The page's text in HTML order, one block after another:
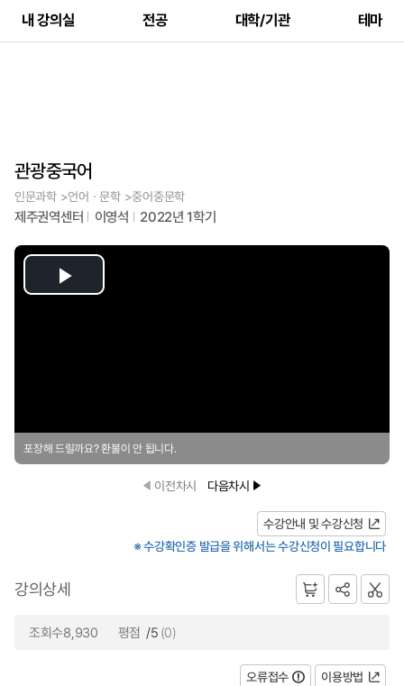
내 강의실 전공 대학/기관 테마
관광중국어
인문과학 >언어ㆍ문학 >중어중문학
제주권역센터 이영석 2022년 1학기
Play
포장해 드릴까요? 환불이 안 됩니다.
이전차시 다음차시
수강안내 및 수강신청
※ 수강확인증 발급을 위해서는 수강신청이 필요합니다
강의상세
조회수8,930 평점 /5 (0)
오류접수 이용방법